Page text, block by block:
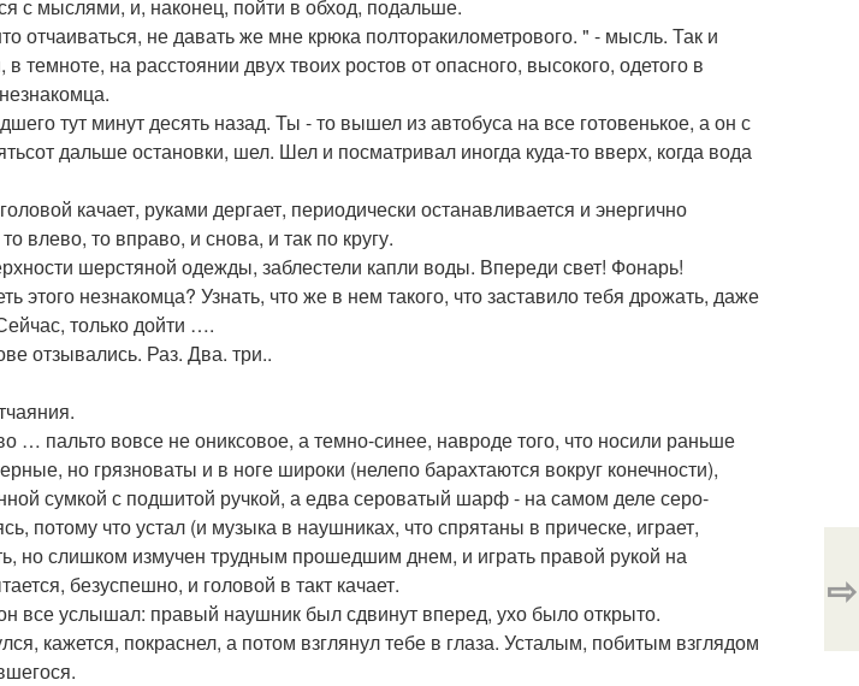
с мыслями, и, наконец, пойти в обход, подальше.
не давать же мне крюка полторакилометрового. " - мысль. Так и
темноте, на расстоянии двух твоих ростов от опасного, высокого, одетого в
тут минут десять назад. Ты - то вышел из автобуса на все готовенькое, а он с
дальше остановки, шел. Шел и посматривал иногда куда-то вверх, когда вода
качает, руками дергает, периодически останавливается и энергично
влево, то вправо, и снова, и так по кругу.
шерстяной одежды, заблестели капли воды. Впереди свет! Фонарь!
этого незнакомца? Узнать, что же в нем такого, что заставило тебя дрожать, даже
только дойти ….
отзывались. Раз. Два. три..
… пальто вовсе не ониксовое, а темно-синее, навроде того, что носили раньше
но грязноваты и в ноге широки (нелепо барахтаются вокруг конечности),
сумкой с подшитой ручкой, а едва сероватый шарф - на самом деле серо-
потому что устал (и музыка в наушниках, что спрятаны в прическе, играет,
но слишком измучен трудным прошедшим днем, и играть правой рукой на
безуспешно, и головой в такт качает.
все услышал: правый наушник был сдвинут вперед, ухо было открыто.
кажется, покраснел, а потом взглянул тебе в глаза. Усталым, побитым взглядом
⇨